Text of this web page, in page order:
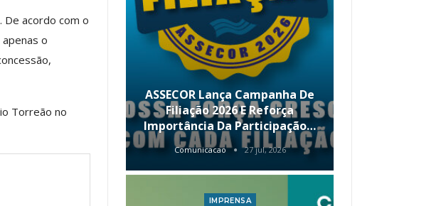
acordo com o
o
Torreão no
Sobre A
ASSECOR Lança Campanha De
Filiação 2026 E Reforça
Importância Da Participação…
Comunicacao 27 jul, 2026
IMPRENSA